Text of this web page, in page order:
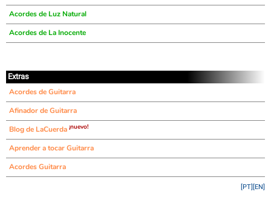
Acordes de Luz Natural
Acordes de La Inocente
Extras
Acordes de Guitarra
Afinador de Guitarra
Blog de LaCuerda ¡nuevo!
Aprender a tocar Guitarra
Acordes Guitarra
[EN]
[PT]